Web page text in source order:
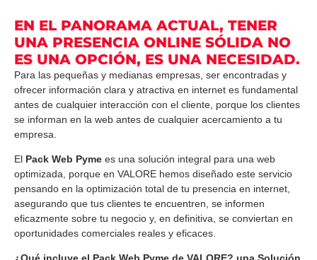
EN EL PANORAMA ACTUAL, TENER
UNA PRESENCIA ONLINE SÓLIDA NO
ES UNA OPCIÓN, ES UNA NECESIDAD.
Para las pequeñas y medianas empresas, ser encontradas y
ofrecer información clara y atractiva en internet es fundamental
antes de cualquier interacción con el cliente, porque los clientes
se informan en la web antes de cualquier acercamiento a tu
empresa.
El Pack Web Pyme es una solución integral para una web
optimizada, porque en VALORE hemos diseñado este servicio
pensando en la optimización total de tu presencia en internet,
asegurando que tus clientes te encuentren, se informen
eficazmente sobre tu negocio y, en definitiva, se conviertan en
oportunidades comerciales reales y eficaces.